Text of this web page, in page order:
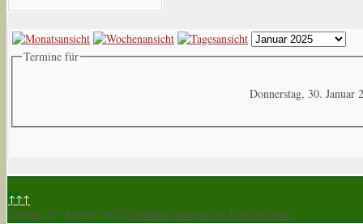
Termine für
Donnerstag, 30. Januar
↑↑↑
Freitag, 07. August 2026 Template designed by LernVid.com